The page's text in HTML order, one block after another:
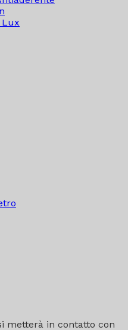
Lux
metterà in contatto con